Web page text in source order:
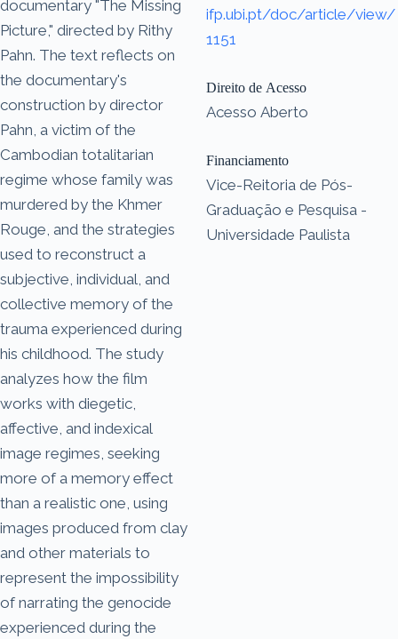
documentary "The Missing
Picture," directed by Rithy
Pahn. The text reflects on
the documentary's
construction by director
Pahn, a victim of the
Cambodian totalitarian
regime whose family was
murdered by the Khmer
Rouge, and the strategies
used to reconstruct a
subjective, individual, and
collective memory of the
trauma experienced during
his childhood. The study
analyzes how the film
works with diegetic,
affective, and indexical
image regimes, seeking
more of a memory effect
than a realistic one, using
images produced from clay
and other materials to
represent the impossibility
of narrating the genocide
experienced during the
ifp.ubi.pt/doc/article/view/
1151
Direito de Acesso
Acesso Aberto
Financiamento
Vice-Reitoria de Pós-
Graduação e Pesquisa -
Universidade Paulista